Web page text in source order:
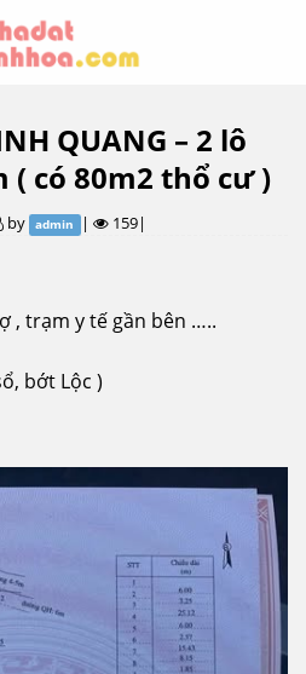
QUANG – 2 lô
( có 80m2 thổ cư )
by admin | 159|
, trạm y tế gần bên …..
bớt Lộc )